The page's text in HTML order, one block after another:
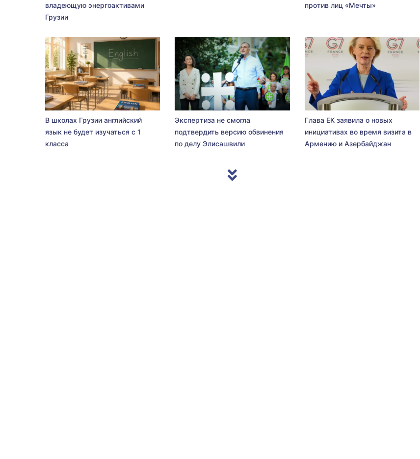
владеющую энергоактивами
Грузии
против лиц «Мечты»
В школах Грузии английский
язык не будет изучаться с 1
класса
Экспертиза не смогла
подтвердить версию обвинения
по делу Элисашвили
Глава ЕК заявила о новых
инициативах во время визита в
Армению и Азербайджан